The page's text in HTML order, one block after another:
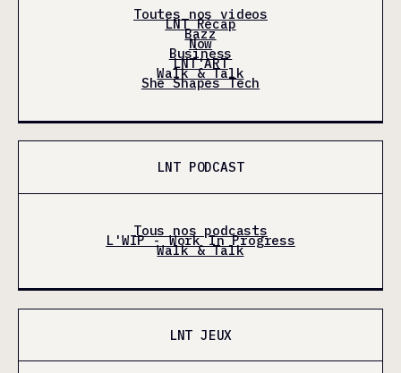
Toutes nos videos
LNT Récap
Bazz
Now
Business
LNT'ART
Walk & Talk
She Shapes Tech
LNT PODCAST
Tous nos podcasts
L'WIP - Work In Progress
Walk & Talk
LNT JEUX